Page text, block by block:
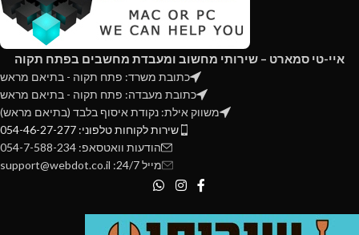
איי-טי סמארט – שירותי מחשוב ומעבדת מחשבים בפתח תקוה
כתובת משרד: פתח תקוה - בתיאם מראש
כתובת מעבדה: פתח תקוה - בתיאם מראש
משווק אילת: נקודת איסוף בלבד (בתיאם מראש)
שירות לקוחות טלפוני: 054-46-27-277
הודעות וואטסאפ: 054-7-588-234
מייל 24/7: support@webdot.co.il